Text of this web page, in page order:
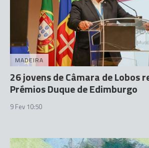
MADEIRA
26 jovens de Câmara de Lobos
Prémios Duque de Edimburgo
9 Fev 10:50